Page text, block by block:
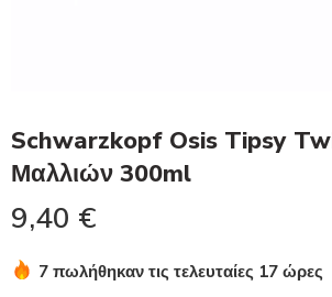
Schwarzkopf Osis Tipsy
Μαλλιών 300ml
9,40 €
7 πωλήθηκαν τις τελευταίες 17 ώρες